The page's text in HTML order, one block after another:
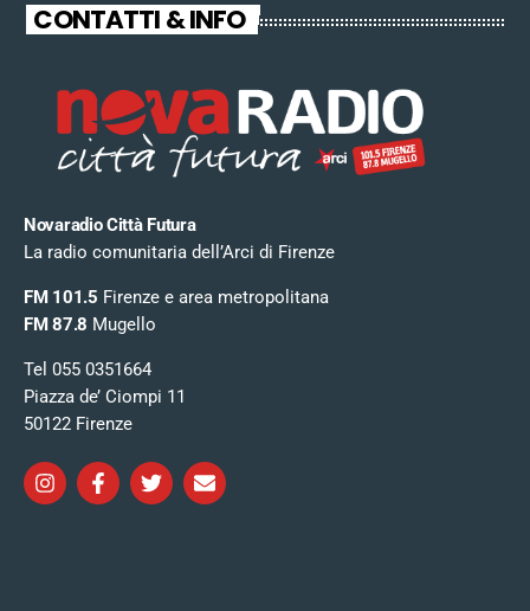
CONTATTI & INFO
Novaradio Città Futura
La radio comunitaria dell’Arci di Firenze
FM 101.5 Firenze e area metropolitana
FM 87.8 Mugello
Tel 055 0351664
Piazza de’ Ciompi 11
50122 Firenze